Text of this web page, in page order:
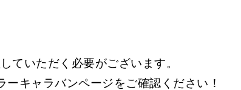
していただく必要がございます。
ーキャラバンページをご確認ください！